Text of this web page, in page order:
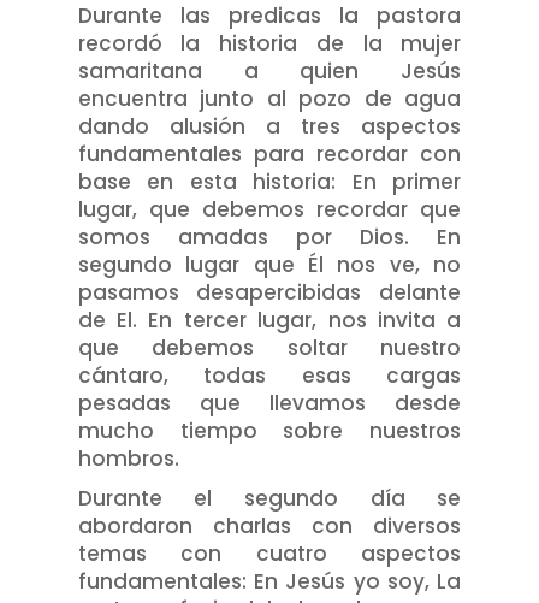
Durante las predicas la pastora
recordó la historia de la mujer
samaritana a quien Jesús
encuentra junto al pozo de agua
dando alusión a tres aspectos
fundamentales para recordar con
base en esta historia: En primer
lugar, que debemos recordar que
somos amadas por Dios. En
segundo lugar que Él nos ve, no
pasamos desapercibidas delante
de El. En tercer lugar, nos invita a
que debemos soltar nuestro
cántaro, todas esas cargas
pesadas que llevamos desde
mucho tiempo sobre nuestros
hombros.
Durante el segundo día se
abordaron charlas con diversos
temas con cuatro aspectos
fundamentales: En Jesús yo soy, La